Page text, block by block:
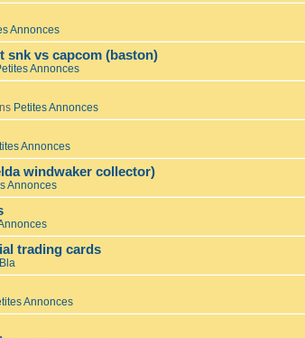
Annonces
snk vs capcom (baston)
Annonces
Petites Annonces
Annonces
windwaker collector)
Annonces
trading cards
Annonces